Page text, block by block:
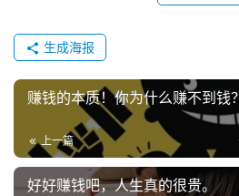
生成海报
赚钱的本质！你为什么赚不到钱？
上一篇
好好赚钱吧，人生真的很贵。